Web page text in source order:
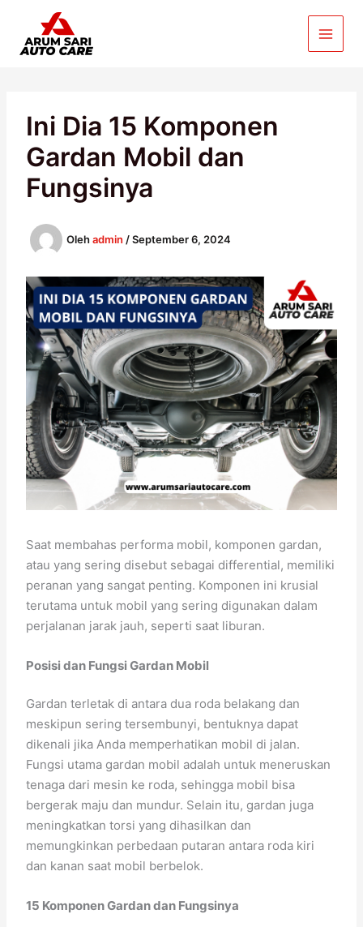
konten
Ini Dia 15 Komponen
Gardan Mobil dan
Fungsinya
Olehadmin /September 6, 2024
Saat membahas performa mobil, komponen gardan,
atau yang sering disebut sebagai differential, memiliki
peranan yang sangat penting. Komponen ini krusial
terutama untuk mobil yang sering digunakan dalam
perjalanan jarak jauh, seperti saat liburan.
Posisi dan Fungsi Gardan Mobil
Gardan terletak di antara dua roda belakang dan
meskipun sering tersembunyi, bentuknya dapat
dikenali jika Anda memperhatikan mobil di jalan.
Fungsi utama gardan mobil adalah untuk meneruskan
tenaga dari mesin ke roda, sehingga mobil bisa
bergerak maju dan mundur. Selain itu, gardan juga
meningkatkan torsi yang dihasilkan dan
memungkinkan perbedaan putaran antara roda kiri
dan kanan saat mobil berbelok.
15 Komponen Gardan dan Fungsinya